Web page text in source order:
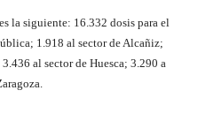
la siguiente: 16.332 dosis para el
1.918 al sector de Alcañiz;
al sector de Huesca; 3.290 a